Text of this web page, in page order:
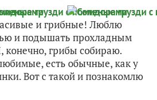
и грибные! Люблю
и подышать прохладным
грибы собираю.
есть обычные, как у
Вот с такой и познакомлю